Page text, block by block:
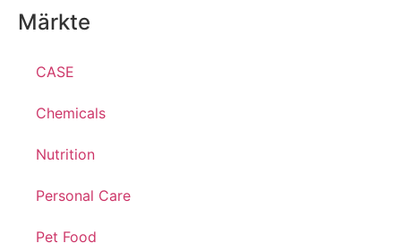
Märkte
CASE
Chemicals
Nutrition
Personal Care
Pet Food